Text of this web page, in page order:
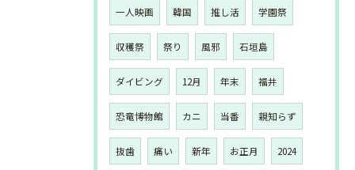
一人映画 韓国 推し活 学園祭
収穫祭 祭り 風邪 石垣島
ダイビング 12月 年末 福井
恐竜博物館 カニ 当番 親知らず
抜歯 痛い 新年 お正月 2024